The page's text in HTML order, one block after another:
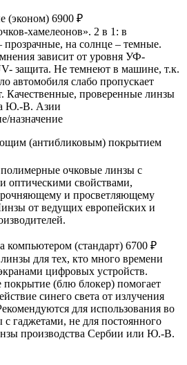
(эконом) 6900 ₽
хамелеонов». 2 в 1: в
на солнце – темные.
зависит от уровня УФ-
защита. Не темнеют в машине, т.к.
автомобиля слабо пропускает
Качественные, проверенные линзы
Ю.-В. Азии
назначение
(антибликовым) покрытием
очковые линзы с
оптическими свойствами,
и просветляющему
от ведущих европейских и
компьютером (стандарт) 6700 ₽
для тех, кто много времени
цифровых устройств.
покрытие (блю блокер) помогает
синего света от излучения
для использования во
с гаджетами, не для постоянного
производства Сербии или Ю.-В.